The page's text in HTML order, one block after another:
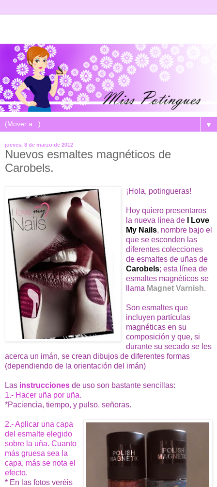
▼
jueves, 8 de marzo de 2012
Nuevos esmaltes magnéticos de
Carobels.
¡Hola, potingueras!
Hoy quiero presentaros
la nueva línea de
I Love
My Nails, nombre bajo el
que se esconden las
diferentes colecciones
de esmaltes de uñas de
Carobels; esta línea de
esmaltes magnéticos se
llama Magnet Varnish.
Son esmaltes que
incluyen partículas
magnéticas en su
composición y que, si
durante su secado se les
acerca un imán, se crean dibujos de diferentes formas
(dependiendo de la orientación del imán)
Las instrucciones de uso son bastante sencillas:
1.- Hacer uña por uña.
*Paciencia, tiempo, y pulso, señoras.
2.- Aplicar una capa
del esmalte elegido
sobre la uña. Cuanto
más gruesa sea la
capa, más se nota el
efecto.
* En las fotos veréis